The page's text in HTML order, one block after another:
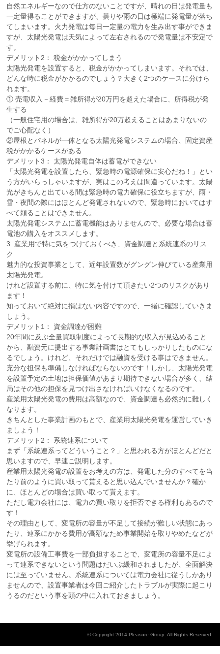
自然エネルギーなので仕方のないことですが、晴れの日は発電量も
一定量得ることができますが、曇りや雨の日は極端に発電量が落ち
てしまいます。火力発電は毎日一定量の電力を生み出す事ができま
すが、太陽光発電は天気によって左右されるので発電量は不安定で
す。
デメリット2： 税金がかかってしまう
太陽光発電を設置すると、税金がかかってしまいます。それでは、
どんな時に税金がかかるのでしょう？大きく2つのケースに分けら
れます。
① 売電収入－経費＝雑所得が20万円を超えた場合に、所得税が発
生する
（一般住宅用の場合は、雑所得が20万超えることはあまりないの
でご心配なく）
②屋根とパネルが一体となる太陽光発電システムの場合、固定資産
税がかかるケースがある
デメリット3： 太陽光発電自体は蓄電ができない
「太陽光発電を設置したら、緊急時の電源確保に安心だね！」とい
う方がいらっしゃいますが、実はこの考えは間違っています。太陽
光がきちんと出ている間は緊急時の電力確保に役立ちますが、雨・
雪・夜間の際にはほとんど発電されないので、緊急時においてはす
べて頼ることはできません。
太陽光発電システムに蓄電機能はありませんので、必要な場合は蓄
電池の購入をオススメします。
3. 産業用で特に気をつけておくべき、資金調達と系統連系のリス
ク
魅力的な投資事業として、近年設置数がグングン伸びている産業用
太陽光発電。
けれど設置する前に、特に気を付けて頂きたい2つのリスクがあり
ます！
知っておいて絶対に損はない内容ですので、一緒に確認していきま
しょう。
デメリット1： 資金調達が困難
20年間に及ぶ全量買取制度によって長期的な収入が見込めること
から、融資元に提出する事業計画書はとてもしっかりしたものにな
るでしょう。けれど、それだけでは融資を受ける事はできません。
充分な担保も準備しなければならないのです！しかし、太陽光発電
を設置予定の土地は担保価値があまり期待できない場合が多く、結
局はその他の担保を見つけ出さなければいけなくなるのです。
産業用太陽光発電の費用は高額なので、資金調達も必然的に難しく
なります。
きちんとした事業計画のもとで、産業用太陽光発電を運営していき
ましょう！
デメリット2： 系統連系について
まず「系統連系ってどういうこと？」と思われる方がほとんどだと
思いますので、早速ご説明します。
産業用太陽光発電の設置をお考えの方は、発電した分のすべてを当
たり前のように買い取って貰えると思い込んでいませんか？確か
に、ほとんどの場合は買い取って貰えます。
ただし電力会社には、電力の買い取りを拒否できる権利もあるので
す！
その理由として、変電所の容量が不足して接続が難しい状態にあっ
たり、連系にかかる費用が高額なため事業開始を取りやめたなどが
挙げられます。
変電所の設備工事費を一部負担することで、変電所の容量不足によ
って連系できないという問題はだいぶ緩和されましたが、全面解決
には至っていません。系統連系については電力会社に従うしかあり
ませんので、設置事業者は今回ご紹介したトラブルが実際に起こり
うるのだという事を頭の中に入れておきましょう。
© Copyright 2014 Pleasure Group. All Rights Reserved.